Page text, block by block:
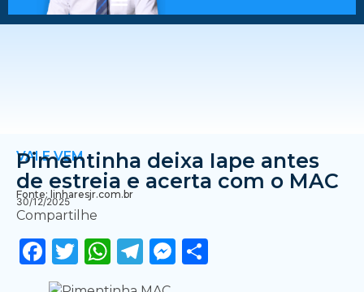
VAI E VEM
Pimentinha deixa Iape antes
de estreia e acerta com o MAC
Fonte: linharesjr.com.br
30/12/2025
Compartilhe
Facebook
Twitter
WhatsApp
Telegram
Messenger